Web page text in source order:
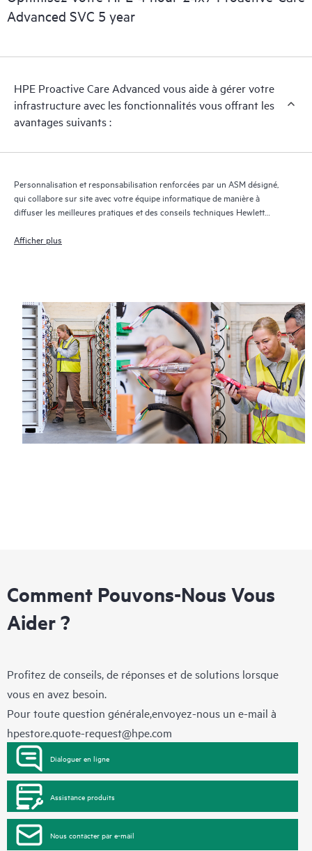
gérer le dossier et de vous communiquer des informations
régulières sur le dossier et sur l’avancement de la solution.
HPE Proactive Care Advanced utilise la technologie de support
données, ce qui permet d’accélérer la prise en charge et les
services. Pour bénéficier de ce service d’assistance, il est
impératif que la version la plus récente de Remote Support
Advanced SVC 5 year
HPE Proactive Care Advanced vous aide à gérer votre
infrastructure avec les fonctionnalités vous offrant les
avantages suivants :
Personnalisation et responsabilisation renforcées par un ASM désigné,
qui collabore sur site avec votre équipe informatique de manière à
diffuser les meilleures pratiques et des conseils techniques Hewlett
Afficher plus
Comment Pouvons-Nous Vous
Aider ?
Profitez de conseils, de réponses et de solutions lorsque
vous en avez besoin.
Pour toute question générale,envoyez-nous un e-mail à
hpestore.quote-request@hpe.com
Dialoguer en ligne
Assistance produits
Nous contacter par e-mail